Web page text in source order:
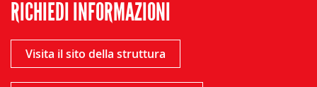
RICHIEDI INFORMAZIONI
Visita il sito della struttura